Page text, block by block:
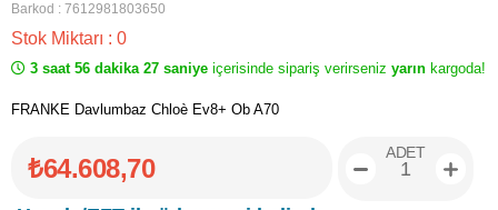
Barkod : 7612981803650
Stok Miktarı : 0
3 saat 56 dakika 27 saniye içerisinde sipariş verirseniz yarın kargoda!
FRANKE Davlumbaz Chloè Ev8+ Ob A70
₺64.608,70
ADET